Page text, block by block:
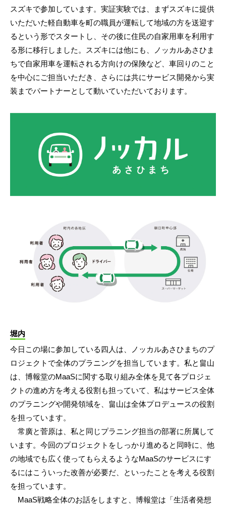
スズキで参加しています。実証実験では、まずスズキに提供
いただいた軽自動車を町の職員が運転して地域の方を送迎す
るという形でスタートし、その後に住民の自家用車を利用す
る形に移行しました。スズキには他にも、ノッカルあさひま
ちで自家用車を運転される方向けの保険など、車回りのこと
を中心にご担当いただき、さらには共にサービス開発から実
装までパートナーとして動いていただいております。
堀内
今日この場に参加している四人は、ノッカルあさひまちのプ
ロジェクトで全体のプラニングを担当しています。私と畠山
は、博報堂のMaaSに関する取り組み全体を見て各プロジェ
クトの進め方を考える役割も担っていて、私はサービス全体
のプラニングや開発領域を、畠山は全体プロデュースの役割
を担っています。
常廣と菅原は、私と同じプラニング担当の部署に所属して
います。今回のプロジェクトをしっかり進めると同時に、他
の地域でも広く使ってもらえるようなMaaSのサービスにす
るにはこういった改善が必要だ、といったことを考える役割
を担っています。
MaaS戦略全体のお話をしますと、博報堂は「生活者発想